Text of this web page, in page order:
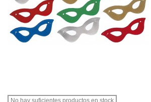
No hay suficientes productos en stock